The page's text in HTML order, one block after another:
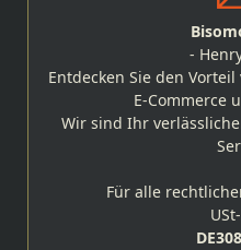
-
Entdecken Sie den
E-Commerce
Wir sind Ihr
Für alle